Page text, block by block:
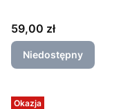
Cena
59,00 zł
Niedostępny
Okazja